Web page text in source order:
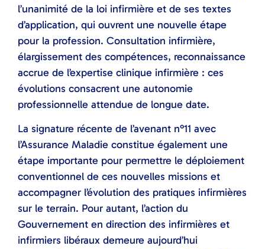
l’unanimité de la loi infirmière et de ses textes
d’application, qui ouvrent une nouvelle étape
pour la profession. Consultation infirmière,
élargissement des compétences, reconnaissance
accrue de l’expertise clinique infirmière : ces
évolutions consacrent une autonomie
professionnelle attendue de longue date.
La signature récente de l’avenant n°11 avec
l’Assurance Maladie constitue également une
étape importante pour permettre le déploiement
conventionnel de ces nouvelles missions et
accompagner l’évolution des pratiques infirmières
sur le terrain. Pour autant, l’action du
Gouvernement en direction des infirmières et
infirmiers libéraux demeure aujourd’hui